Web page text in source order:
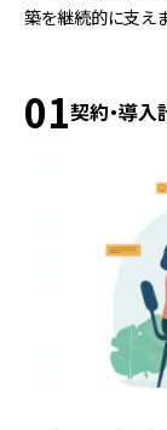
築を継続的に支えま
01契約・導